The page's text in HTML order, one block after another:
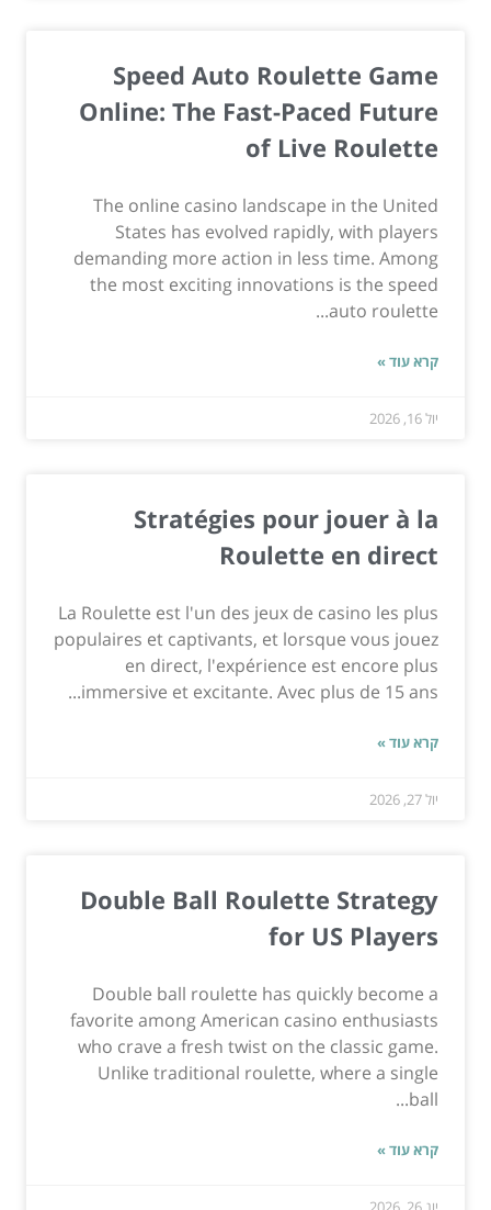
Speed Auto Roulette Game
Online: The Fast-Paced Future
of Live Roulette
The online casino landscape in the United
States has evolved rapidly, with players
demanding more action in less time. Among
the most exciting innovations is the speed
auto roulette...
קרא עוד »
יול 16, 2026
Stratégies pour jouer à la
Roulette en direct
La Roulette est l'un des jeux de casino les plus
populaires et captivants, et lorsque vous jouez
en direct, l'expérience est encore plus
immersive et excitante. Avec plus de 15 ans...
קרא עוד »
יול 27, 2026
Double Ball Roulette Strategy
for US Players
Double ball roulette has quickly become a
favorite among American casino enthusiasts
who crave a fresh twist on the classic game.
Unlike traditional roulette, where a single
ball...
קרא עוד »